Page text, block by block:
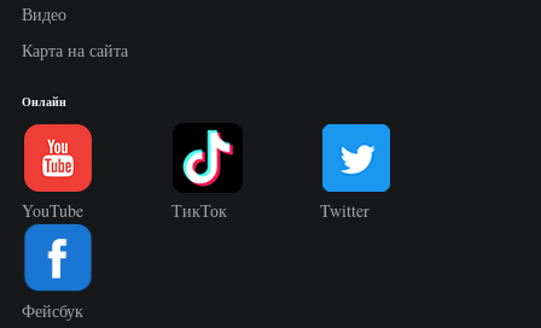
Видео
Карта на сайта
Онлайн
YouTube ТикТок Twitter
Фейсбук